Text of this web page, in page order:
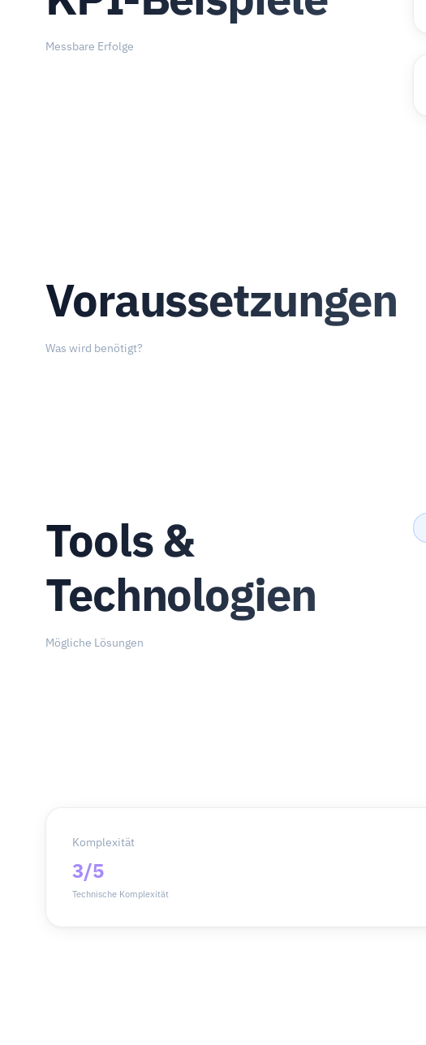
Messbare Erfolge
Voraussetzungen
Was wird benötigt?
Tools &
Technologien
Mögliche Lösungen
Komplexität
3/5
Technische Komplexität